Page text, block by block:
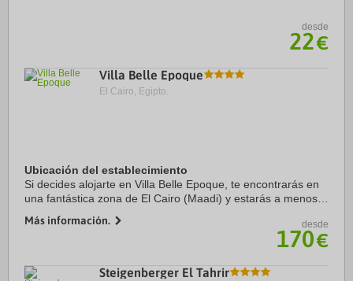
desde
22€
Villa Belle Epoque
El Cairo, Egipto.
Ubicación del establecimiento
Si decides alojarte en Villa Belle Epoque, te encontrarás en
una fantástica zona de El Cairo (Maadi) y estarás a menos
Además, este hotel de lujo se ...
Más información. desde
170€
Steigenberger El Tahrir